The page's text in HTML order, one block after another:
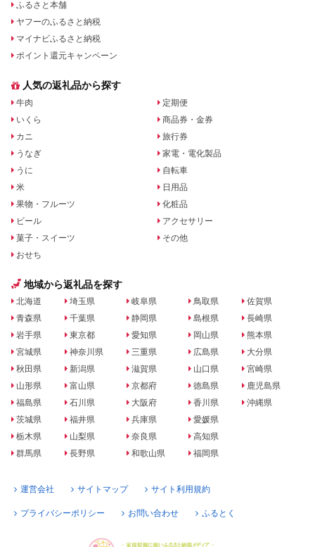
ふるさと本舗
ヤフーのふるさと納税
マイナビふるさと納税
ポイント還元キャンペーン
人気の返礼品から探す
牛肉
いくら
カニ
うなぎ
うに
米
果物・フルーツ
ビール
菓子・スイーツ
おせち
定期便
商品券・金券
旅行券
家電・電化製品
自転車
日用品
化粧品
アクセサリー
その他
地域から返礼品を探す
北海道
青森県
岩手県
宮城県
秋田県
山形県
福島県
茨城県
栃木県
群馬県
埼玉県
千葉県
東京都
神奈川県
新潟県
富山県
石川県
福井県
山梨県
長野県
岐阜県
静岡県
愛知県
三重県
滋賀県
京都府
大阪府
兵庫県
奈良県
和歌山県
鳥取県
島根県
岡山県
広島県
山口県
徳島県
香川県
愛媛県
高知県
福岡県
佐賀県
長崎県
熊本県
大分県
宮崎県
鹿児島県
沖縄県
運営会社 サイトマップ サイト利用規約
プライバシーポリシー お問い合わせ ふるとく